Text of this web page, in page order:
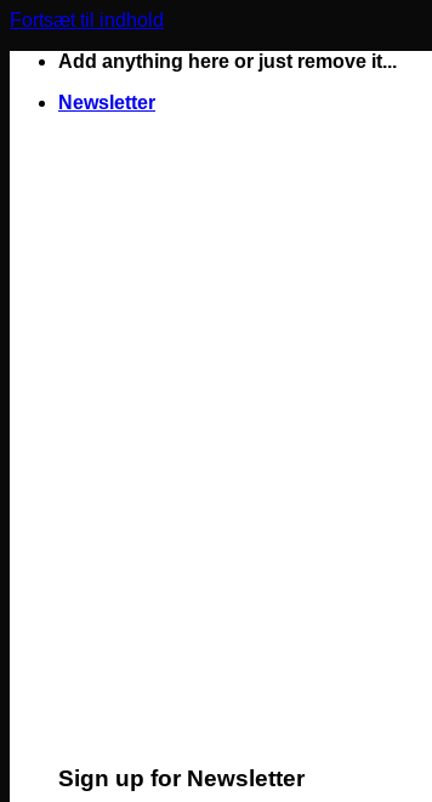
Fortsæt til indhold
Add anything here or just remove it...
Newsletter
Sign up for Newsletter